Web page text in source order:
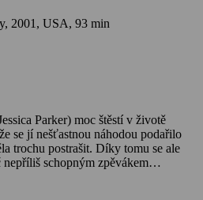
2001, USA, 93 min
Parker) moc štěstí v životě
se jí nešťastnou náhodou podařilo
trochu postrašit. Díky tomu se ale
schopným zpěvákem